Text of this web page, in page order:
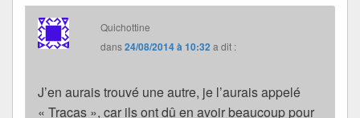
Quichottine
dans24/08/2014 à 10:32 a dit :
J’en aurais trouvé une autre, je l’aurais appelé
« Tracas », car ils ont dû en avoir beaucoup pour